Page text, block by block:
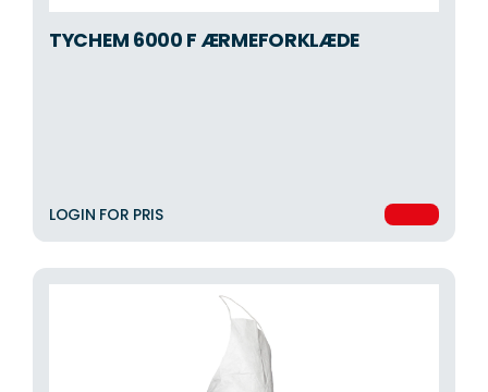
TYCHEM 6000 F ÆRMEFORKLÆDE
LOGIN FOR PRIS